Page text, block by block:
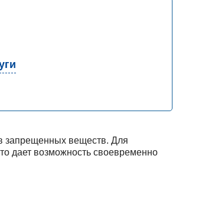
запрещенных веществ. Для
дает возможность своевременно